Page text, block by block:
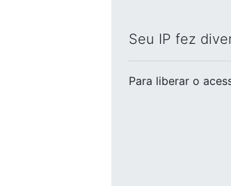
Seu IP fez
Para liberar o